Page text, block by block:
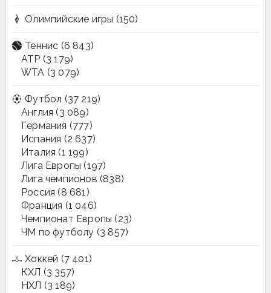
Олимпийские игры (150)
Теннис (6 843)
ATP (3 179)
WTA (3 079)
Футбол (37 219)
Англия (3 089)
Германия (777)
Испания (2 637)
Италия (1 199)
Лига Европы (197)
Лига чемпионов (838)
Россия (8 681)
Франция (1 046)
Чемпионат Европы (23)
ЧМ по футболу (3 857)
Хоккей (7 401)
КХЛ (3 357)
НХЛ (3 189)